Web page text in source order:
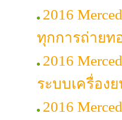
2016
ทุกการถ่ายท
2016
ระบบเครื่อง
2016